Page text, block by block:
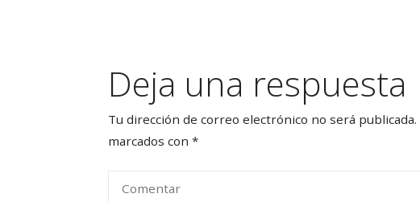
Deja una respuesta
Tu dirección de correo electrónico no será publicada.
marcados con*